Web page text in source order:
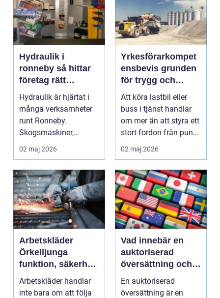
Hydraulik i
ronneby så hittar
företag rätt
kompetens och
service
Hydraulik är hjärtat i
många verksamheter
runt Ronneby.
Skogsmaskiner,
entreprenadmaskiner,
industri...
02 maj 2026
Yrkesförarkompet
ensbevis grunden
för trygg och
professionell tung
trafik
Att köra lastbil eller
buss i tjänst handlar
om mer än att styra ett
stort fordon från punkt
A till ...
02 maj 2026
Arbetskläder
Örkelljunga
funktion, säkerhet
och komfort i
vardagen
Arbetskläder handlar
inte bara om att följa
Vad innebär en
auktoriserad
översättning och
när behövs den?
En auktoriserad
översättning är en